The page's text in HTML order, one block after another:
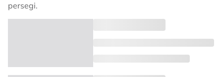
persegi.